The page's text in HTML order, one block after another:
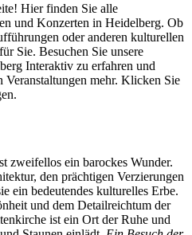
Hier finden Sie alle
und Konzerten in Heidelberg. Ob
oder anderen kulturellen
Sie. Besuchen Sie unsere
Interaktiv zu erfahren und
Veranstaltungen mehr. Klicken Sie
zweifellos ein barockes Wunder.
den prächtigen Verzierungen
ein bedeutendes kulturelles Erbe.
und dem Detailreichtum der
ist ein Ort der Ruhe und